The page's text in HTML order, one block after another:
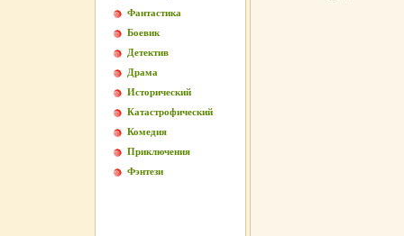
Фантастика
Боевик
Детектив
Драма
Исторический
Катастрофический
Комедия
Приключения
Фэнтези